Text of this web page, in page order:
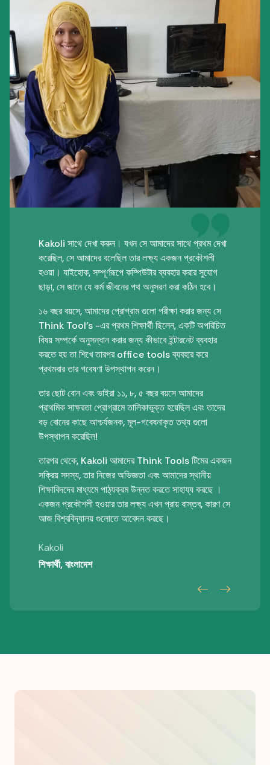
Kakoli সাথে দেখা করুন। যখন সে আমাদের সাথে প্রথম দেখা
করেছিল, সে আমাদের বলেছিল তার লক্ষ্য একজন প্রকৌশলী
হওয়া। যাইহোক, সম্পূর্ণরূপে কম্পিউটার ব্যবহার করার সুযোগ
ছাড়া, সে জানে যে কর্ম জীবনের পথ অনুসরণ করা কঠিন হবে।
১৬ বছর বয়সে, আমাদের প্রোগ্রাম গুলো পরীক্ষা করার জন্য সে
Think Tool’s -এর প্রথম শিক্ষার্থী ছিলেন, একটি অপরিচিত
বিষয় সম্পর্কে অনুসন্ধান করার জন্য কীভাবে ইন্টারনেট ব্যবহার
করতে হয় তা শিখে তারপর office tools ব্যবহার করে
প্রথমবার তার গবেষণা উপস্থাপন করেন।
তার ছোট বোন এবং ভাইরা ১১, ৮, ৫ বছর বয়সে আমাদের
প্রাথমিক সাক্ষরতা প্রোগ্রামে তালিকাভুক্ত হয়েছিল এবং তাদের
বড় বোনের কাছে আশ্চর্যজনক, মূল-গবেষনাকৃত তথ্য গুলো
উপস্থাপন করেছিল!
তারপর থেকে, Kakoli আমাদের Think Tools টিমের একজন
সক্রিয় সদস্য, তার নিজের অভিজ্ঞতা এবং আমাদের স্থানীয়
শিক্ষাবিদদের মাধ্যমে পাঠ্যক্রম উন্নত করতে সাহায্য করছে ।
একজন প্রকৌশলী হওয়ার তার লক্ষ্য এখন প্রায় বাস্তব, কারণ সে
আজ বিশ্ববিদ্যালয় গুলোতে আবেদন করছে।
Kakoli
শিক্ষার্থী, বাংলাদেশ